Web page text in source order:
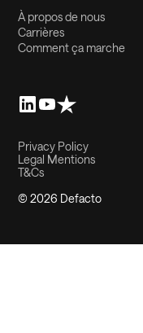
À propos de nous
Carrières
Comment ça marche
© 2026 Defacto
Privacy Policy
Legal Mentions
T&Cs